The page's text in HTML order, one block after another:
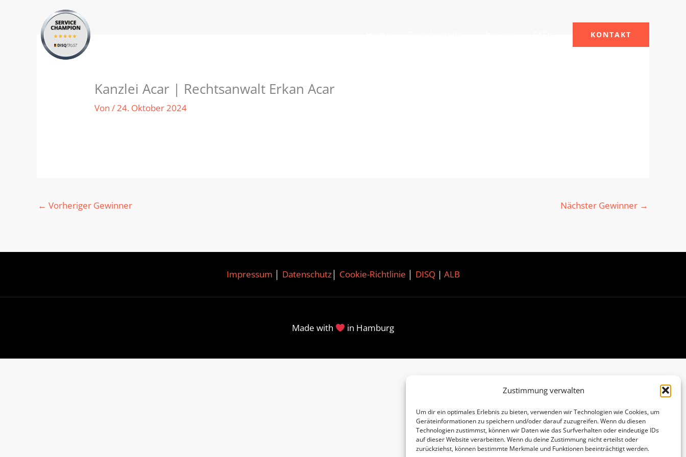
Zustimmung verwalten
Um dir ein optimales Erlebnis zu bieten, verwenden wir Technologien wie Cookies, um
Geräteinformationen zu speichern und/oder darauf zuzugreifen. Wenn du diesen
Technologien zustimmst, können wir Daten wie das Surfverhalten oder eindeutige IDs
auf dieser Website verarbeiten. Wenn du deine Zustimmung nicht erteilst oder
zurückziehst, können bestimmte Merkmale und Funktionen beeinträchtigt werden.
KONTAKT
Kanzlei Acar | Rechtsanwalt Erkan Acar
Von/24. Oktober 2024
← Vorheriger Gewinner Nächster Gewinner →
Impressum Datenschutz│ Cookie-Richtlinie DISQ| ALB
Made with in Hamburg